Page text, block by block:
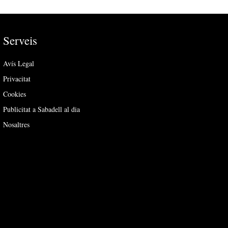
Serveis
Avís Legal
Privacitat
Cookies
Publicitat a Sabadell al dia
Nosaltres